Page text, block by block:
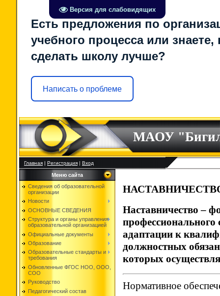
Версия для слабовидящих
Есть предложения по
учебного процесса или знаете,
сделать школу лучше?
Написать о проблеме
МАОУ
Главная|Регистрация|Вход
Меню сайта
Сведения об образовательной
организации
Новости
ОСНОВНЫЕ СВЕДЕНИЯ
Структура и органы управления
образовательной организацией
Официальные документы
Образование
Образовательные стандарты и
требования
Обновленные ФГОС НОО, ООО,
СОО
Руководство
Педагогический состав
Наставничество –
профессионального
адаптации к
должностных
которых
Нормативное